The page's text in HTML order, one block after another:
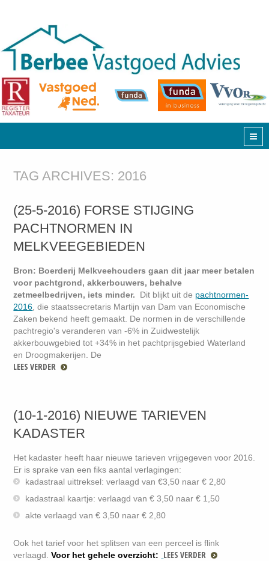
TAG ARCHIVES: 2016
(25-5-2016) FORSE STIJGING
PACHTNORMEN IN
MELKVEEGEBIEDEN
Bron: Boerderij Melkveehouders gaan dit jaar meer betalen
voor pachtgrond, akkerbouwers, behalve
zetmeelbedrijven, iets minder.
Dit blijkt uit de pachtnormen-
2016 , die staatssecretaris Martijn van Dam van Economische
Zaken bekend heeft gemaakt. De normen in de verschillende
pachtregio's veranderen van -6% in Zuidwestelijk
akkerbouwgebied tot +34% in het pachtprijsgebied Waterland
en Droogmakerijen. De
LEES VERDER
(10-1-2016) NIEUWE TARIEVEN
KADASTER
Het kadaster heeft haar nieuwe tarieven vrijgegeven voor 2016.
Er is sprake van een fiks aantal verlagingen:
kadastraal uittreksel: verlaagd van €3,50 naar € 2,80
kadastraal kaartje: verlaagd van € 3,50 naar € 1,50
akte verlaagd van € 3,50 naar € 2,80
Ook het tarief voor het splitsen van een perceel is flink
verlaagd.Voor het gehele overzicht: LEES VERDER